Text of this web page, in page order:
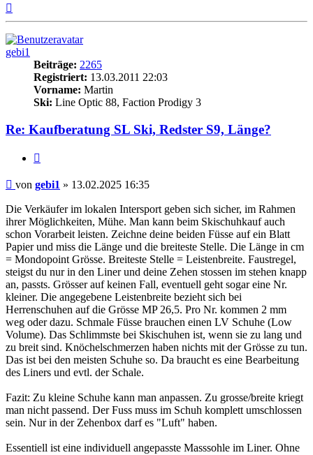
gebi1
Beiträge: 2265
Registriert: 13.03.2011 22:03
Vorname: Martin
Ski: Line Optic 88, Faction Prodigy 3
Re: Kaufberatung SL Ski, Redster S9, Länge?
Beitrag
von gebi1 » 13.02.2025 16:35
Die Verkäufer im lokalen Intersport geben sich sicher, im Rahmen
ihrer Möglichkeiten, Mühe. Man kann beim Skischuhkauf auch
schon Vorarbeit leisten. Zeichne deine beiden Füsse auf ein Blatt
Papier und miss die Länge und die breiteste Stelle. Die Länge in cm
= Mondopoint Grösse. Breiteste Stelle = Leistenbreite. Faustregel,
steigst du nur in den Liner und deine Zehen stossen im stehen knapp
an, passts. Grösser auf keinen Fall, eventuell geht sogar eine Nr.
kleiner. Die angegebene Leistenbreite bezieht sich bei
Herrenschuhen auf die Grösse MP 26,5. Pro Nr. kommen 2 mm
weg oder dazu. Schmale Füsse brauchen einen LV Schuhe (Low
Volume). Das Schlimmste bei Skischuhen ist, wenn sie zu lang und
zu breit sind. Knöchelschmerzen haben nichts mit der Grösse zu tun.
Das ist bei den meisten Schuhe so. Da braucht es eine Bearbeitung
des Liners und evtl. der Schale.
Fazit: Zu kleine Schuhe kann man anpassen. Zu grosse/breite kriegt
man nicht passend. Der Fuss muss im Schuh komplett umschlossen
sein. Nur in der Zehenbox darf es "Luft" haben.
Essentiell ist eine individuell angepasste Masssohle im Liner. Ohne